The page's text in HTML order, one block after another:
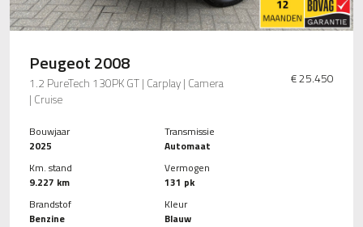
Peugeot 2008
1.2 PureTech 130PK GT | Carplay | Camera
| Cruise
€ 25.450
Bouwjaar
2025
Km. stand
9.227 km
Brandstof
Benzine
Transmissie
Automaat
Vermogen
131 pk
Kleur
Blauw